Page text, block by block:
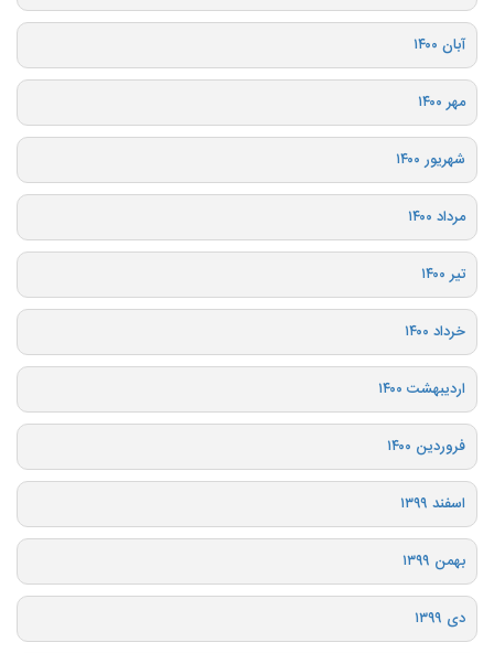
آبان ۱۴۰۰
مهر ۱۴۰۰
شهریور ۱۴۰۰
مرداد ۱۴۰۰
تیر ۱۴۰۰
خرداد ۱۴۰۰
اردیبهشت ۱۴۰۰
فروردین ۱۴۰۰
اسفند ۱۳۹۹
بهمن ۱۳۹۹
دی ۱۳۹۹